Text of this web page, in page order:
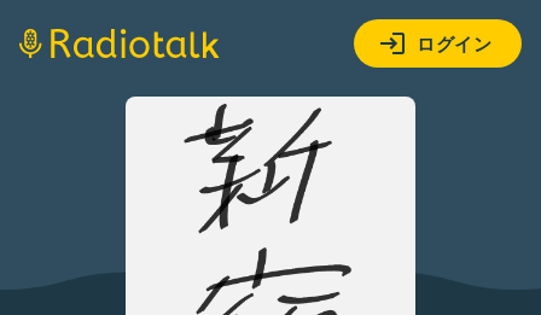
ログイン